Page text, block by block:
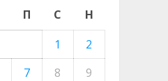
П С
Н
1
2
7 8
9